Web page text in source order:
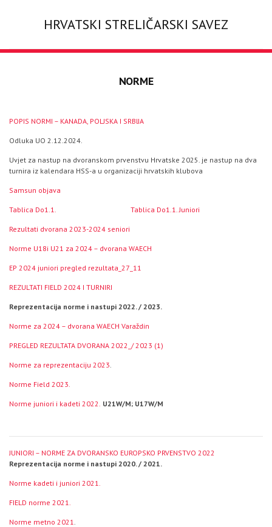
HRVATSKI STRELIČARSKI SAVEZ
NORME
POPIS NORMI – KANADA, POLJSKA I SRBIJA
Odluka UO 2.12.2024.
Uvjet za nastup na dvoranskom prvenstvu Hrvatske 2025. je nastup na dva
turnira iz kalendara HSS-a u organizaciji hrvatskih klubova
Samsun objava
Tablica Do1.1. Tablica Do1.1. Juniori
Rezultati dvorana 2023-2024 seniori
Norme U18i U21 za 2024 – dvorana WAECH
EP 2024 juniori pregled rezultata_27_11
REZULTATI FIELD 2024 I TURNIRI
Reprezentacija norme i nastupi 2022. / 2023.
Norme za 2024 – dvorana WAECH Varaždin
PREGLED REZULTATA DVORANA 2022_/ 2023 (1)
Norme za reprezentaciju 2023.
Norme Field 2023.
Norme juniori i kadeti 2022. U21W/M; U17W/M
JUNIORI – NORME ZA DVORANSKO EUROPSKO PRVENSTVO 2022
Reprezentacija norme i nastupi 2020. / 2021.
Norme kadeti i juniori 2021.
FIELD norme 2021.
Norme metno 2021.